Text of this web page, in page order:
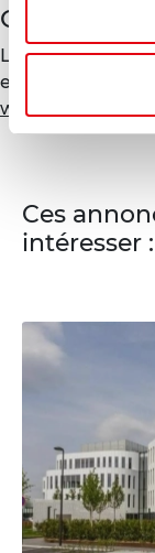
Géorisques
Les informations
exposé sont
Ces
intéresser :